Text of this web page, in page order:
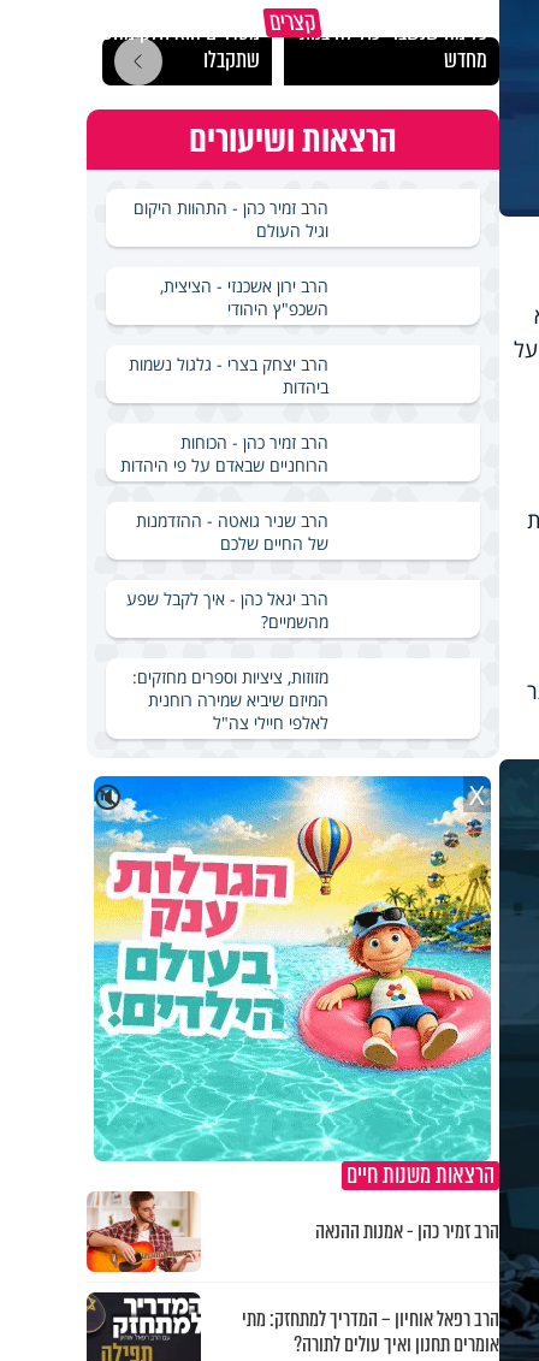
קצריםכל מה שנשבר יכול להיבנות
מחדש
מסדרים הוא חלק מהשפע
שתקבלו
הרצאות ושיעורים
הרב זמיר כהן - התהוות היקום
וגיל העולם
הרב ירון אשכנזי - הציצית,
השכפ"ץ היהודי
הרב יצחק בצרי - גלגול נשמות
ביהדות
הרב זמיר כהן - הכוחות
הרוחניים שבאדם על פי היהדות
הרב שניר גואטה - ההזדמנות
של החיים שלכם
הרב יגאל כהן - איך לקבל שפע
מהשמיים?
מזוזות, ציציות וספרים מחזקים:
המיזם שיביא שמירה רוחנית
לאלפי חיילי צה"ל
🔇 X
הרצאות משנות חיים
הרב זמיר כהן - אמנות ההנאה
הרב רפאל אוחיון – המדריך למתחזק: מתי
אומרים תחנון ואיך עולים לתורה?